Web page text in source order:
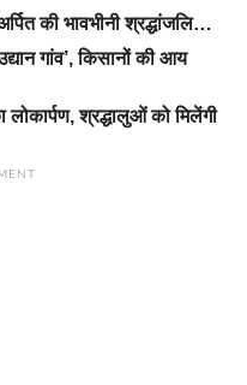
की भावभीनी श्रद्धांजलि…
गांव’, किसानों की आय
श्रद्धालुओं को मिलेंगी